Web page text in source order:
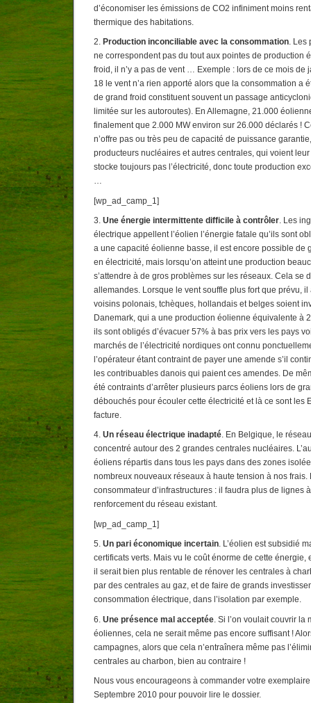
d’économiser les émissions de CO2 infiniment moins
thermique des habitations.
2. Production inconciliable avec la consommation. Les
ne correspondent pas du tout aux pointes de production
froid, il n’y a pas de vent … Exemple : lors de ce mois de
18 le vent n’a rien apporté alors que la consommation a
de grand froid constituent souvent un passage
limitée sur les autoroutes). En Allemagne, 21.000
finalement que 2.000 MW environ sur 26.000 déclarés !
n’offre pas ou très peu de capacité de puissance
producteurs nucléaires et autres centrales, qui voient
stocke toujours pas l’électricité, donc toute production
…
[wp_ad_camp_1]
3. Une énergie intermittente difficile à contrôler. Les
électrique appellent l’éolien l’énergie fatale qu’ils sont
a une capacité éolienne basse, il est encore possible de
en électricité, mais lorsqu’on atteint une production
s’attendre à de gros problèmes sur les réseaux. Cela se
allemandes. Lorsque le vent souffle plus fort que prévu,
voisins polonais, tchèques, hollandais et belges soient
Danemark, qui a une production éolienne équivalente à
ils sont obligés d’évacuer 57% à bas prix vers les pays
marchés de l’électricité nordiques ont connu
l’opérateur étant contraint de payer une amende s’il
les contribuables danois qui paient ces amendes. De
été contraints d’arrêter plusieurs parcs éoliens lors de
débouchés pour écouler cette électricité et là ce sont les
facture.
4. Un réseau électrique inadapté. En Belgique, le
concentré autour des 2 grandes centrales nucléaires.
éoliens répartis dans tous les pays dans des zones
nombreux nouveaux réseaux à haute tension à nos frais.
consommateur d’infrastructures : il faudra plus de lignes
renforcement du réseau existant.
[wp_ad_camp_1]
5. Un pari économique incertain. L’éolien est subsidié
certificats verts. Mais vu le coût énorme de cette énergie,
il serait bien plus rentable de rénover les centrales à
par des centrales au gaz, et de faire de grands
consommation électrique, dans l’isolation par exemple.
6. Une présence mal acceptée . Si l’on voulait couvrir
éoliennes, cela ne serait même pas encore suffisant !
campagnes, alors que cela n’entraînera même pas
centrales au charbon, bien au contraire !
Nous vous encourageons à commander votre
Septembre 2010 pour pouvoir lire le dossier.